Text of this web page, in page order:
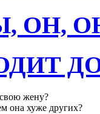
ОН,
жену?
она хуже других?